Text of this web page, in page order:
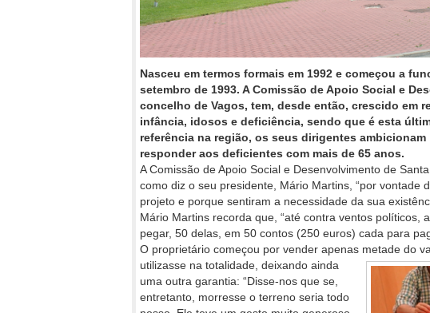
Nasceu em termos formais em 1992 e começou a
setembro de 1993. A Comissão de Apoio Social e
concelho de Vagos, tem, desde então, crescido em
infância, idosos e deficiência, sendo que é esta
referência na região, os seus dirigentes
responder aos deficientes com mais de 65 anos.
A Comissão de Apoio Social e Desenvolvimento de
como diz o seu presidente, Mário Martins, “por vontade
projeto e porque sentiram a necessidade da sua
Mário Martins recorda que, “até contra ventos políticos,
pegar, 50 delas, em 50 contos (250 euros) cada para
O proprietário começou por vender apenas metade do
utilizasse na totalidade, deixando ainda
uma outra garantia: “Disse-nos que se,
entretanto, morresse o terreno seria todo